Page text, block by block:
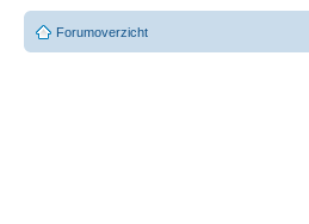
Forumoverzicht